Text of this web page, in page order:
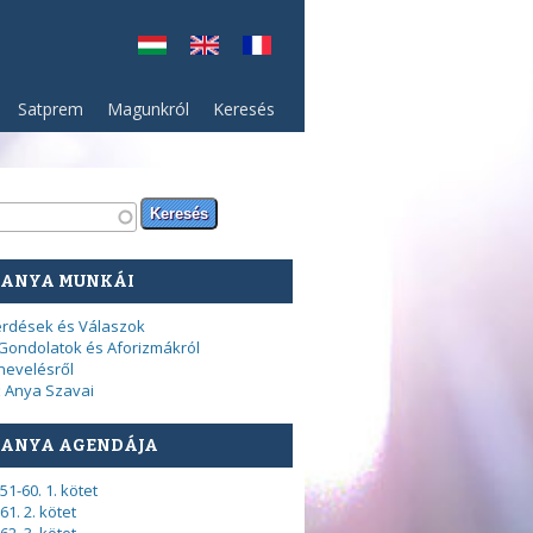
Satprem Magunkról Keresés
űrlap
MUNKÁI
és Válaszok
és Aforizmákról
Anya Szavai
AGENDÁJA
60. 1. kötet
2. kötet